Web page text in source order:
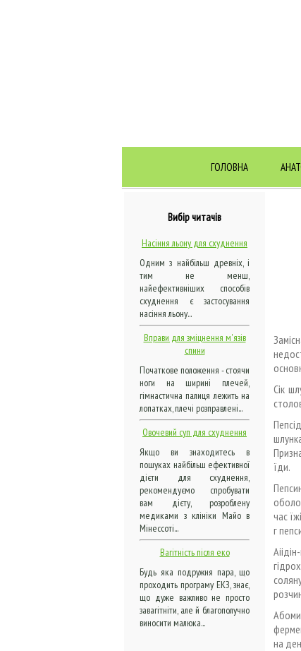
ГОЛОВНА
Вибір читачів
Насіння льону для схуднення
Одним з найбільш древніх, і
тим не менш,
найефективніших способів
схуднення є застосування
насіння льону...
Вправи для зміцнення м'язів
спини
Початкове положення - стоячи
ноги на ширині плечей,
гімнастична палиця лежить на
лопатках, плечі розправлені...
Овочевий суп для схуднення
Якщо ви знаходитесь в
пошуках найбільш ефективної
дієти для схуднення,
рекомендуємо спробувати
вам дієту, розроблену
медиками з клініки Майо в
Мінессоті...
Вагітність після еко
Будь яка подружня пара, що
проходить програму ЕКЗ, знає,
що дуже важливо не просто
завагітніти, але й благополучно
виносити малюка...
Сік
їди.
час
г
на